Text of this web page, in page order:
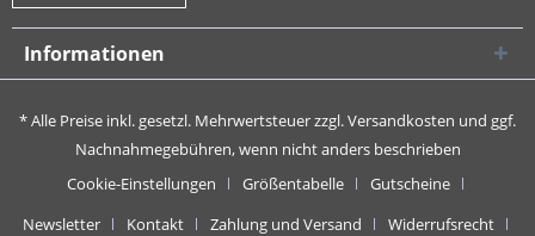
Informationen
* Alle Preise inkl. gesetzl. Mehrwertsteuer zzgl.Versandkosten und ggf.
Nachnahmegebühren, wenn nicht anders beschrieben
Cookie-Einstellungen
Größentabelle
Gutscheine
Newsletter
Kontakt Zahlung und Versand
Widerrufsrecht